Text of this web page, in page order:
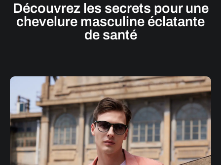
Découvrez les secrets pour une
chevelure masculine éclatante
de santé